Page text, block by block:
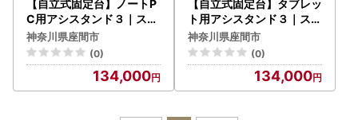
【自立式固定台】ノートP
C用アシスタンド３｜スタ
ンディング 健康 立つ リモ
ートワーク 在宅ワーク 足
腰 負荷分散 長時間 ラクに
立てる 立ち作業 立ち姿勢
作業 パソコン作業
神奈川県座間市
(0)
134,000
【自立式固定台】タブレッ
ト用アシスタンド３｜スタ
ンディング 健康 立つ リモ
ートワーク 在宅ワーク 足
腰 負荷分散 長時間 ラクに
立てる 立ち作業 立ち姿勢
作業 パソコン作業
神奈川県座間市
(0)
134,000